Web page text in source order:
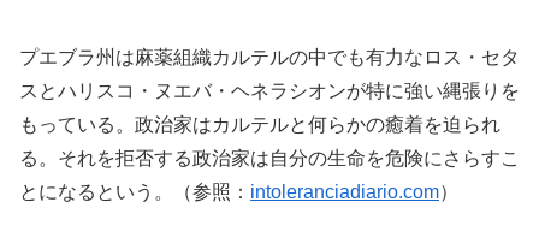
プエブラ州は麻薬組織カルテルの中でも有力なロス・セタ
スとハリスコ・ヌエバ・ヘネラシオンが特に強い縄張りを
もっている。政治家はカルテルと何らかの癒着を迫られ
る。それを拒否する政治家は自分の生命を危険にさらすこ
とになるという。（参照： intoleranciadiario.com）